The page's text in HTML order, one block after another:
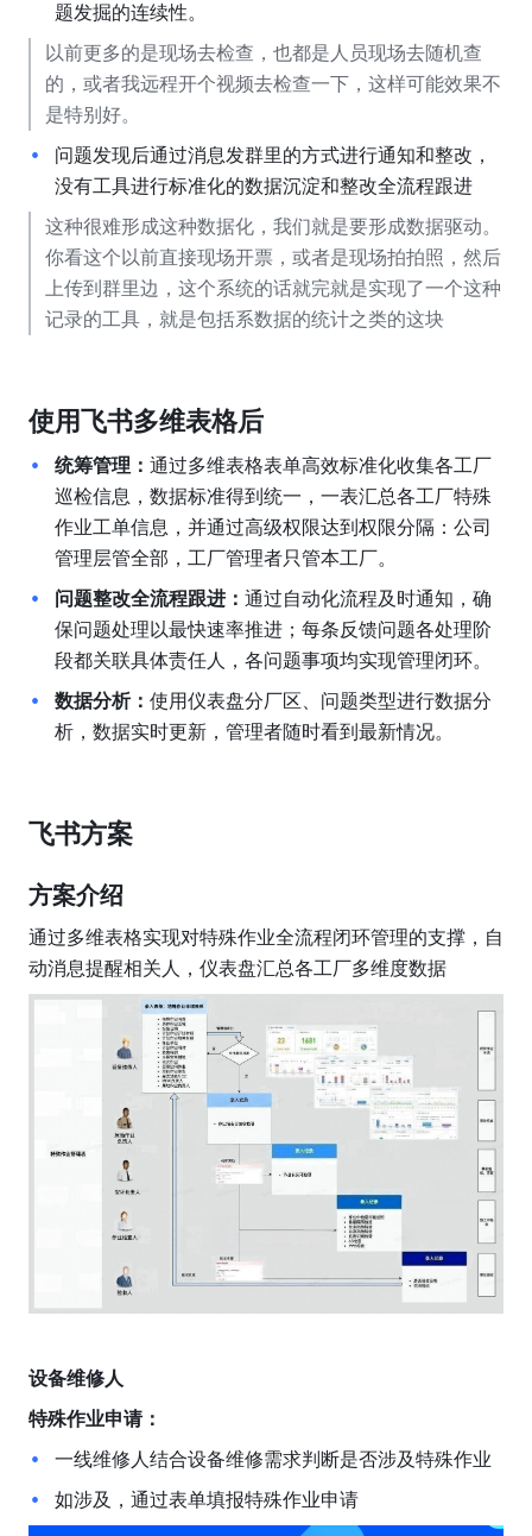
题发掘的连续性。
以前更多的是现场去检查，也都是人员现场去随机查
的，或者我远程开个视频去检查一下，这样可能效果不
是特别好。
问题发现后通过消息发群里的方式进行通知和整改，
没有工具进行标准化的数据沉淀和整改全流程跟进
这种很难形成这种数据化，我们就是要形成数据驱动。
你看这个以前直接现场开票，或者是现场拍拍照，然后
上传到群里边，这个系统的话就完就是实现了一个这种
记录的工具，就是包括系数据的统计之类的这块
使用飞书多维表格后
统筹管理： 通过多维表格表单高效标准化收集各工厂
巡检信息，数据标准得到统一，一表汇总各工厂特殊
作业工单信息，并通过高级权限达到权限分隔：公司
管理层管全部，工厂管理者只管本工厂。
问题整改全流程跟进： 通过自动化流程及时通知，确
保问题处理以最快速率推进；每条反馈问题各处理阶
段都关联具体责任人，各问题事项均实现管理闭环。
数据分析： 使用仪表盘分厂区、问题类型进行数据分
析，数据实时更新，管理者随时看到最新情况。
飞书方案
方案介绍
通过多维表格实现对特殊作业全流程闭环管理的支撑，自
动消息提醒相关人，仪表盘汇总各工厂多维度数据
设备维修人
特殊作业申请：
一线维修人结合设备维修需求判断是否涉及特殊作业
如涉及，通过表单填报特殊作业申请